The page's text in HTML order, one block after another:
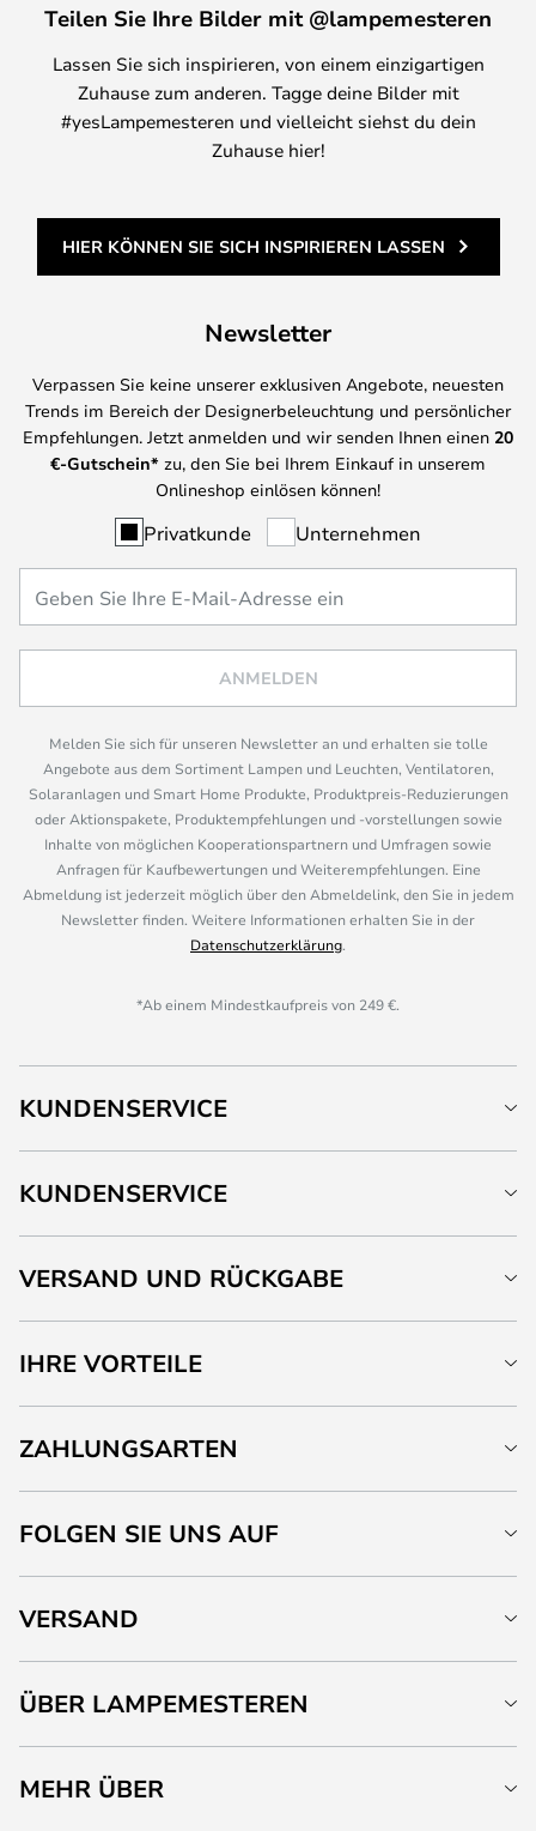
Teilen Sie Ihre Bilder mit @lampemesteren
Lassen Sie sich inspirieren, von einem einzigartigen
Zuhause zum anderen. Tagge deine Bilder mit
#yesLampemesteren und vielleicht siehst du dein
Zuhause hier!
HIER KÖNNEN SIE SICH INSPIRIEREN LASSEN
Newsletter
Verpassen Sie keine unserer exklusiven Angebote, neuesten
Trends im Bereich der Designerbeleuchtung und persönlicher
Empfehlungen. Jetzt anmelden und wir senden Ihnen einen 20
€-Gutschein* zu, den Sie bei Ihrem Einkauf in unserem
Onlineshop einlösen können!
Privatkunde Unternehmen
ANMELDEN
Melden Sie sich für unseren Newsletter an und erhalten sie tolle
Angebote aus dem Sortiment Lampen und Leuchten, Ventilatoren,
Solaranlagen und Smart Home Produkte, Produktpreis-Reduzierungen
oder Aktionspakete, Produktempfehlungen und -vorstellungen sowie
Inhalte von möglichen Kooperationspartnern und Umfragen sowie
Anfragen für Kaufbewertungen und Weiterempfehlungen. Eine
Abmeldung ist jederzeit möglich über den Abmeldelink, den Sie in jedem
Newsletter finden. Weitere Informationen erhalten Sie in der
Datenschutzerklärung.
*Ab einem Mindestkaufpreis von 249 €.
KUNDENSERVICE
KUNDENSERVICE
VERSAND UND RÜCKGABE
IHRE VORTEILE
ZAHLUNGSARTEN
FOLGEN SIE UNS AUF
VERSAND
ÜBER LAMPEMESTEREN
MEHR ÜBER